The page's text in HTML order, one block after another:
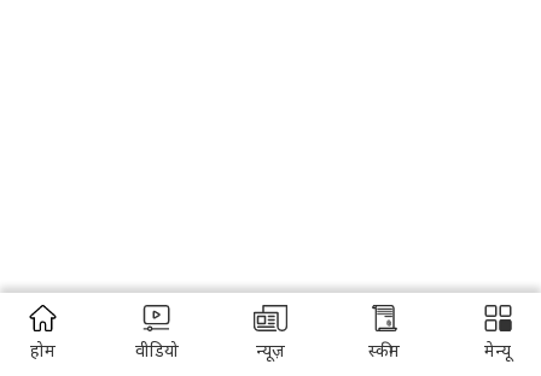
होम वीडियो न्यूज़ स्कीम मेन्यू